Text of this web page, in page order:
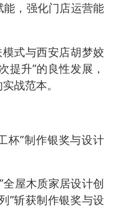
，强化门店运营能
式与西安店胡梦姣
提升”的良性发展，
战范本。
杯”制作银奖与设计
全屋木质家居设计创
”斩获制作银奖与设